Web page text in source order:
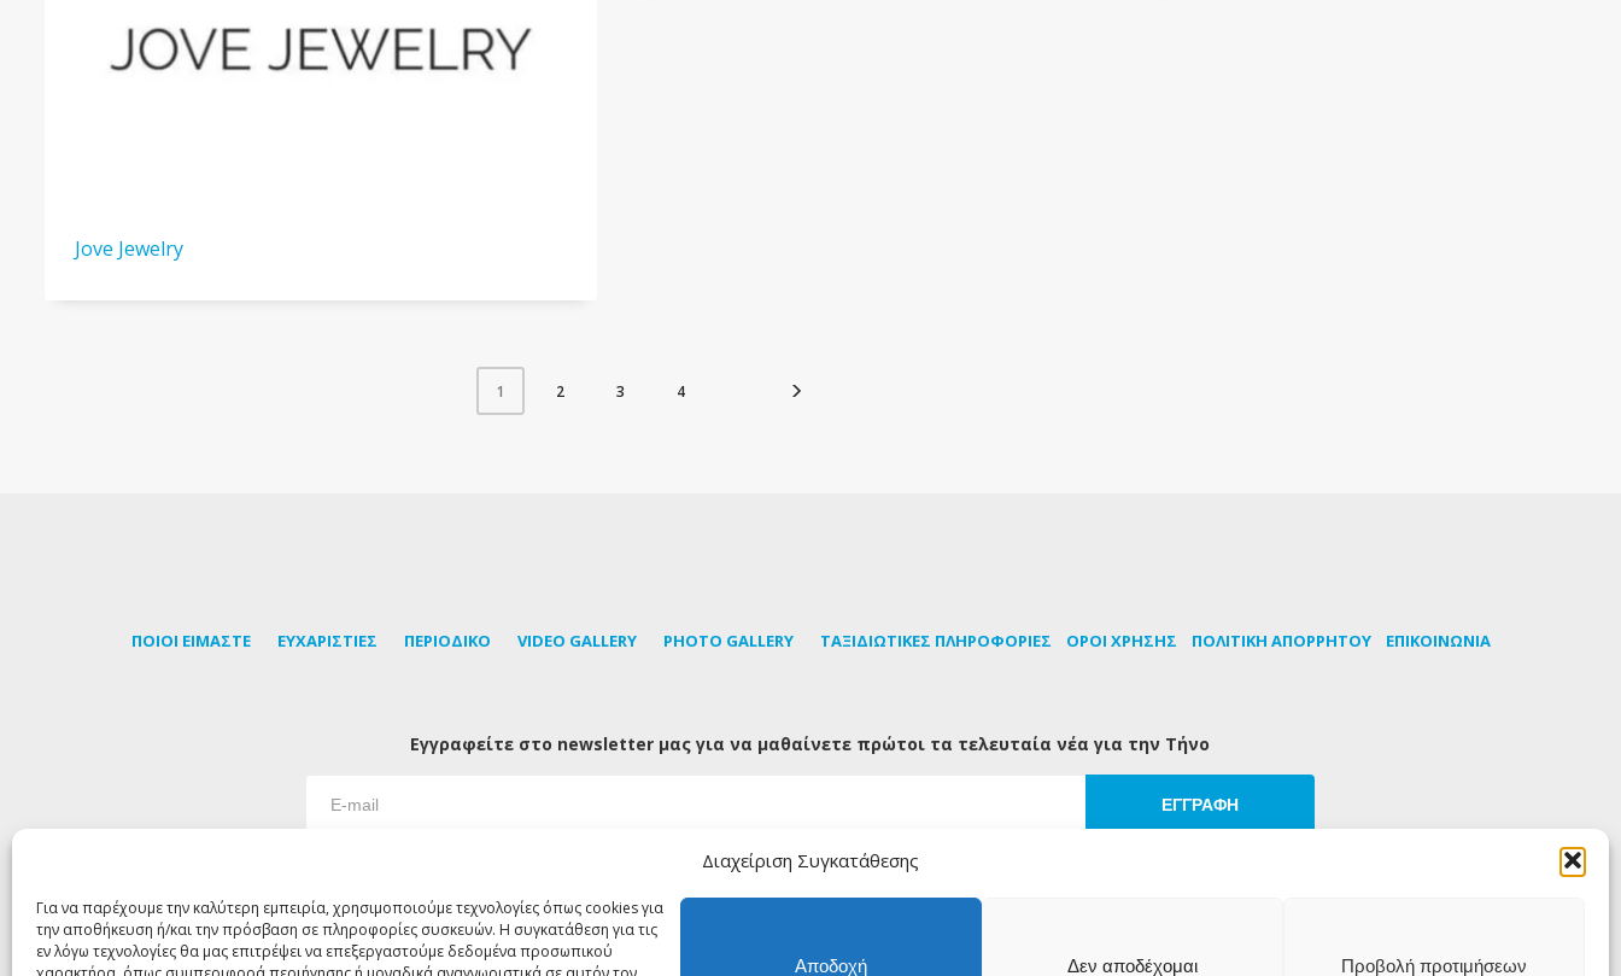
Διαχείριση Συγκατάθεσης
Για να παρέχουμε την καλύτερη εμπειρία, χρησιμοποιούμε τεχνολογίες όπως cookies για
την αποθήκευση ή/και την πρόσβαση σε πληροφορίες συσκευών. Η συγκατάθεση για τις
εν λόγω τεχνολογίες θα μας επιτρέψει να επεξεργαστούμε δεδομένα προσωπικού
Αποδοχή Δεν αποδέχομαι Προβολή προτιμήσεων
Jove Jewelry
1 2 3 4
ΠΟΙΟΙ ΕΙΜΑΣΤΕ ΕΥΧΑΡΙΣΤΙΕΣ ΠΕΡΙΟΔΙΚΟ VIDEO GALLERY PHOTO GALLERY TΑΞΙΔΙΩΤΙΚΕΣ ΠΛΗΡΟΦΟΡΙΕΣ ΟΡΟΙ ΧΡΗΣΗΣ ΠΟΛΙΤΙΚΗ ΑΠΟΡΡΗΤΟΥ ΕΠΙΚΟΙΝΩΝΙΑ
Εγγραφείτε στο newsletter μας για να μαθαίνετε πρώτοι τα τελευταία νέα για την Τήνο
ΕΓΓΡΑΦΗ